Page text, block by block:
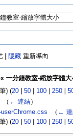
| 隱藏 重新導向
一分鐘教室-縮放字體大
) (20| 50| 100| 250|
（ ← 連結）
（ ← 連
) (20| 50| 100| 250|